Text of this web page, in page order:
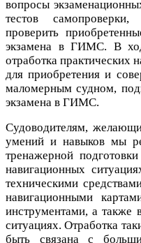
вопросы
тестов
проверить
экзамена в ГИМС. В
отработка практических
для приобретения и
маломерным судном,
экзамена в ГИМС.
Судоводителям,
умений и навыков мы
тренажерной
навигационных
техническими
навигационными
инструментами, а также
ситуациях. Отработка
быть связана с